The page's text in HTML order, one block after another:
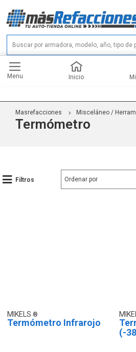
Menu Inicio
Masrefacciones Misceláneo /
Termómetro
Filtros
MIKELS
Termómetro Infrarojo
(-